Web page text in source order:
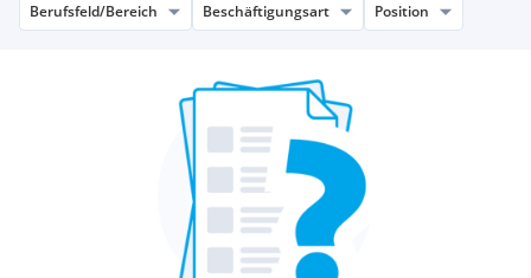
Berufsfeld/Bereich Beschäftigungsart Position